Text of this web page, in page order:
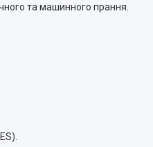
та машинного прання.